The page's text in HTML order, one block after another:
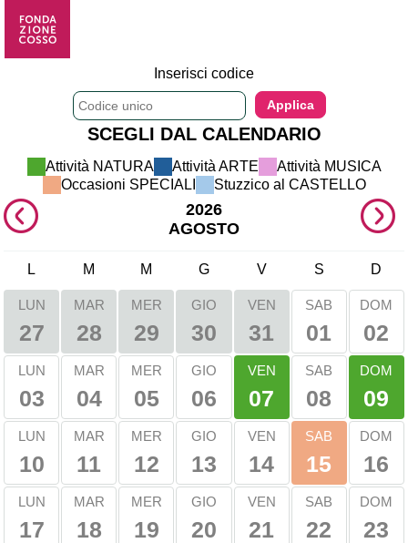
Inserisci codice
SCEGLI DAL CALENDARIO
Attività NATURA Attività ARTE
Attività MUSICA
Occasioni SPECIALI
Stuzzico al CASTELLO
2026
AGOSTO
L M M G V S D
LUN
27
MAR
28
MER
29
GIO
30
VEN
31
SAB
01
DOM
02
LUN
03
MAR
04
MER
05
GIO
06
VEN
07
SAB
08
DOM
09
LUN
10
MAR
11
MER
12
GIO
13
VEN
14
SAB
15
DOM
16
LUN
17
MAR
18
MER
19
GIO
20
VEN
21
SAB
22
DOM
23